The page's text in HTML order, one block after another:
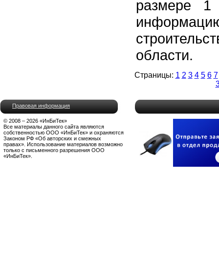
размере
области.
Страницы: 1 2 3 4 5 6 7
Правовая информация
© 2008 – 2026 «ИнБиТек»
Все материалы данного сайта являются
собственностью ООО «ИнБиТек» и охраняются
Законом РФ «Об авторских и смежных
правах». Использование материалов возможно
только с письменного разрешения ООО
«ИнБиТек».